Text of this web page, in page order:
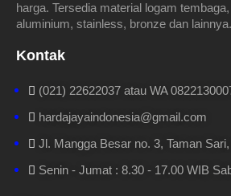
harga. Tersedia material logam
aluminium, stainless, bronze dan lainnya.
Kontak
(021) 22622037 atau WA
hardajayaindonesia@gmail.com
Jl. Mangga Besar no. 3, Taman
Senin - Jumat : 8.30 - 17.00 WIB